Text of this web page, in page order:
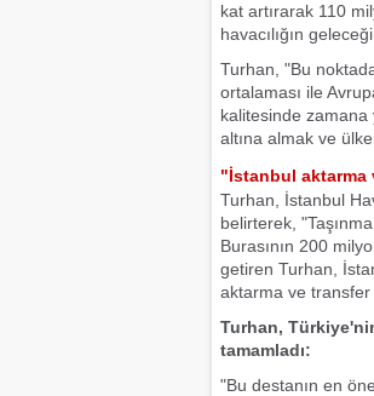
kat artırarak 110
havacılığın
Turhan, "Bu
ortalaması ile
kalitesinde zamana
altına almak ve
"İstanbul aktarma
Turhan, İstanbul
belirterek,
Burasının 200
getiren Turhan,
aktarma ve transfer
Turhan,
tamamladı:
"Bu destanın en